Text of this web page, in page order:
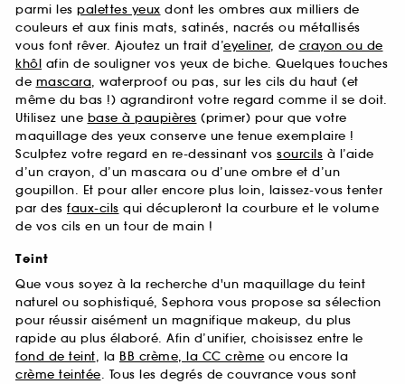
parmi les palettes yeux dont les ombres aux milliers de
couleurs et aux finis mats, satinés, nacrés ou métallisés
vous font rêver. Ajoutez un trait d’eyeliner, de crayon ou de
khôl afin de souligner vos yeux de biche. Quelques touches
de mascara, waterproof ou pas, sur les cils du haut (et
même du bas !) agrandiront votre regard comme il se doit.
Utilisez une base à paupières (primer) pour que votre
maquillage des yeux conserve une tenue exemplaire !
Sculptez votre regard en re-dessinant vos sourcils à l’aide
d’un crayon, d’un mascara ou d’une ombre et d’un
goupillon. Et pour aller encore plus loin, laissez-vous tenter
par des faux-cils qui décupleront la courbure et le volume
de vos cils en un tour de main !
Teint
Que vous soyez à la recherche d'un maquillage du teint
naturel ou sophistiqué, Sephora vous propose sa sélection
pour réussir aisément un magnifique makeup, du plus
rapide au plus élaboré. Afin d’unifier, choisissez entre le
fond de teint, la BB crème, la CC crème ou encore la
crème teintée. Tous les degrés de couvrance vous sont